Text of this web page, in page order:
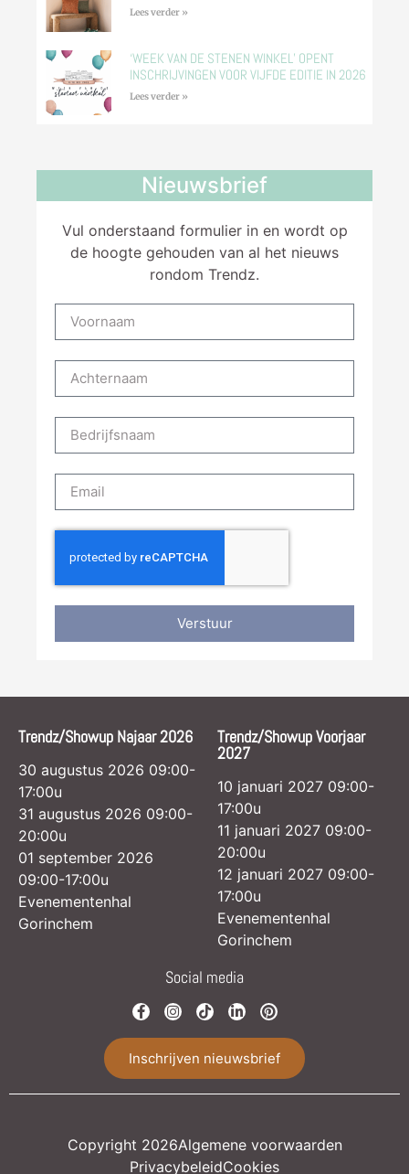
Lees verder »
‘WEEK VAN DE STENEN WINKEL’ OPENT
INSCHRIJVINGEN VOOR VIJFDE EDITIE IN 2026
Lees verder »
Nieuwsbrief
Vul onderstaand formulier in en wordt op
de hoogte gehouden van al het nieuws
rondom Trendz.
Verstuur
Trendz/Showup Najaar 2026
30 augustus 2026 09:00-
17:00u
31 augustus 2026 09:00-
20:00u
01 september 2026
09:00-17:00u
Evenementenhal
Gorinchem
Trendz/Showup Voorjaar
2027
10 januari 2027 09:00-
17:00u
11 januari 2027 09:00-
20:00u
12 januari 2027 09:00-
17:00u
Evenementenhal
Gorinchem
Social media
Inschrijven nieuwsbrief
Copyright 2026Algemene voorwaarden
PrivacybeleidCookies